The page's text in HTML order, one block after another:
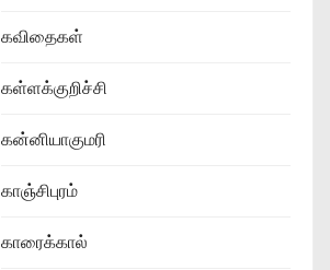
கவிதைகள்
கள்ளக்குறிச்சி
கன்னியாகுமரி
காஞ்சிபுரம்
காரைக்கால்